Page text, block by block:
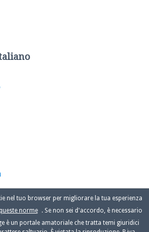
nel tuo browser per migliorare la tua esperienza
queste norme
. Se non sei d'accordo, è necessario
è un portale amatoriale che tratta temi giuridici